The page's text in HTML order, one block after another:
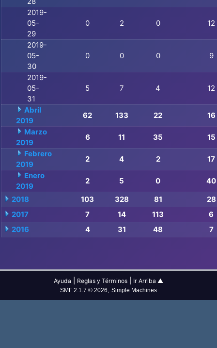
2019-
05-
29
0 2 0 12
2019-
05-
30
0 0 0 9
2019-
05-
31
5 7 4 12
Abril
2019
62 133 22
16
Marzo
2019
6 11 35
15
Febrero
2019
2 4 2
17
Enero
2019
2 5 0
40
2018
103 328 81
28
2017
7 14 113
6
2016
4 31 48 7
Ayuda Reglas y Términos Ir Arriba ▲
SMF 2.1.7 © 2026 Simple Machines